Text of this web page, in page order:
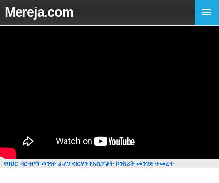
Mereja.com
የባህር ዳር-ዘማ ወንዝ- ፈለገ ብርሃን የአስፓልት ኮንክሪት መንገድ ተመረቀ